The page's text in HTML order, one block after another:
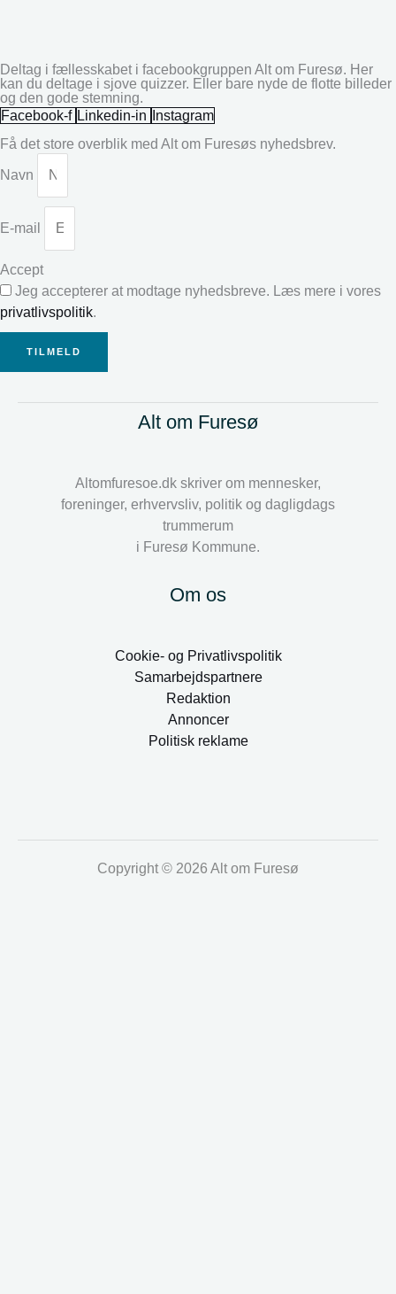
Deltag i fællesskabet i facebookgruppen Alt om Furesø. Her
kan du deltage i sjove quizzer. Eller bare nyde de flotte billeder
og den gode stemning.
Facebook-f Linkedin-in
Instagram
Få det store overblik med Alt om Furesøs nyhedsbrev.
Navn
E-mail
Accept
Jeg accepterer at modtage nyhedsbreve. Læs mere i vores
privatlivspolitik.
TILMELD
Alt om Furesø
Altomfuresoe.dk skriver om mennesker,
foreninger, erhvervsliv, politik og dagligdags
trummerum
i Furesø Kommune.
Om os
Cookie- og Privatlivspolitik
Samarbejdspartnere
Redaktion
Annoncer
Politisk reklame
Copyright © 2026 Alt om Furesø